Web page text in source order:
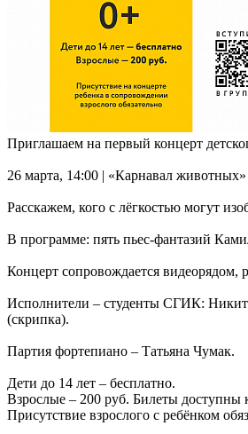
Приглашаем на первый концерт
26 марта, 14:00 | «Карнавал животных»
Расскажем, кого с лёгкостью могут
В программе: пять пьес-фантазий
Концерт сопровождается видеорядом,
Исполнители – студенты СГИК:
(скрипка).
Партия фортепиано – Татьяна Чумак.
Дети до 14 лет – бесплатно.
Взрослые – 200 руб. Билеты доступны
Присутствие взрослого с ребёнком